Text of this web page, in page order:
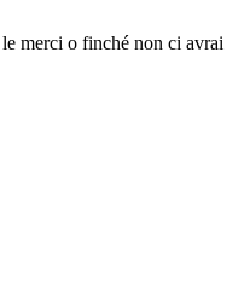
merci o finché non ci avrai